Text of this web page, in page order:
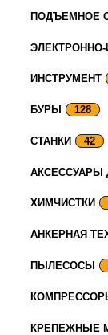
ПОДЪЕМНОЕ
ИНСТРУМЕНТ
БУРЫ 128
СТАНКИ 42
АКСЕССУАРЫ
ХИМЧИСТКИ
АНКЕРНАЯ
ПЫЛЕСОСЫ
КРЕПЕЖНЫЕ